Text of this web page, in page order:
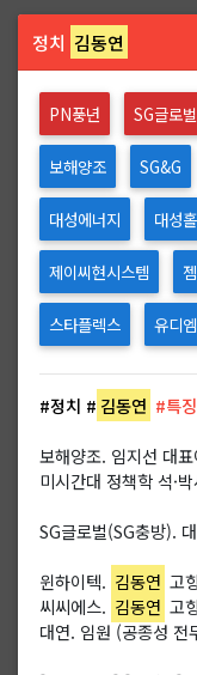
정치 김동연
PN풍년 SG글로벌
보해양조 SG&G
대성에너지 대성
제이씨현시스템
스타플렉스 유디
#정치 # 김동연 #특
보해양조. 임지선 대
미시간대 정책학 석·
SG글로벌(SG충방).
윈하이텍. 김동연 고
씨씨에스. 김동연 고
대연. 임원 (공종성 전